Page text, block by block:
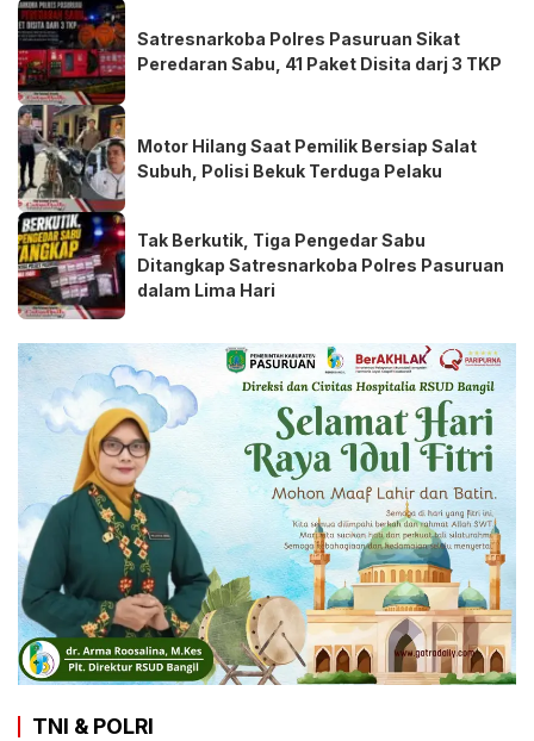
Satresnarkoba Polres Pasuruan Sikat
Peredaran Sabu, 41 Paket Disita darj 3 TKP
Motor Hilang Saat Pemilik Bersiap Salat
Subuh, Polisi Bekuk Terduga Pelaku
Tak Berkutik, Tiga Pengedar Sabu
Ditangkap Satresnarkoba Polres Pasuruan
dalam Lima Hari
TNI & POLRI